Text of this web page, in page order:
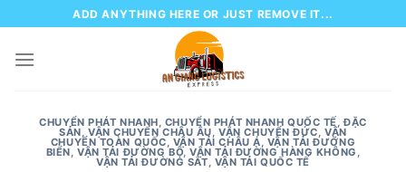
to
content
ADD ANYTHING HERE OR JUST REMOVE IT...
CHUYỂN PHÁT NHANH, CHUYỂN PHÁT NHANH QUỐC TẾ,ĐẶC
SẢN,VẬN CHUYỂN CHÂU ÂU,VẬN CHUYỂN ĐỨC,VẬN
CHUYỂN TOÀN QUỐC, VẬN TẢI CHÂU Á, VẬN TẢI ĐƯỜNG
BIỂN,VẬN TẢI ĐƯỜNG BỘ,VẬN TẢI ĐƯỜNG HÀNG KHÔNG ,
VẬN TẢI ĐƯỜNG SẮT, VẬN TẢI QUỐC TẾ